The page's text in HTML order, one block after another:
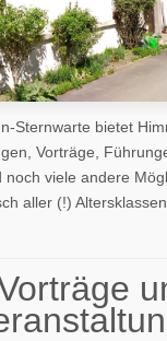
Sternwarte bietet
Vorträge,
noch viele andere
aller (!)